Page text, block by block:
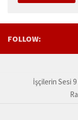
FOLLOW:
İşçilerin Sesi 9